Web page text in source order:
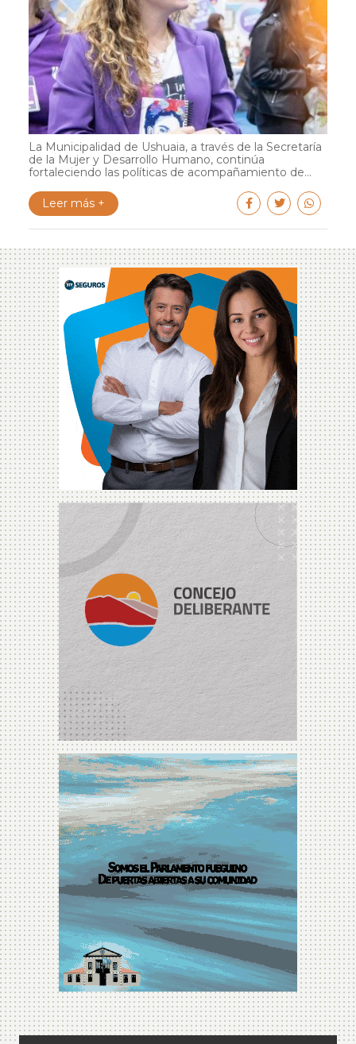
La Municipalidad de Ushuaia, a través de la Secretaría
de la Mujer y Desarrollo Humano, continúa
fortaleciendo las políticas de acompañamiento de...
Leer más +